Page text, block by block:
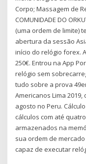
Corpo; Massagem de
COMUNIDADE DO
(uma ordem de limite)
abertura da sessão
início do relógio forex.
250€. Entrou na App
relógio sem
tudo sobre a prova
Americanos Lima
agosto no Peru.
cálculos com até
armazenados na
sua ordem de
capaz de executar